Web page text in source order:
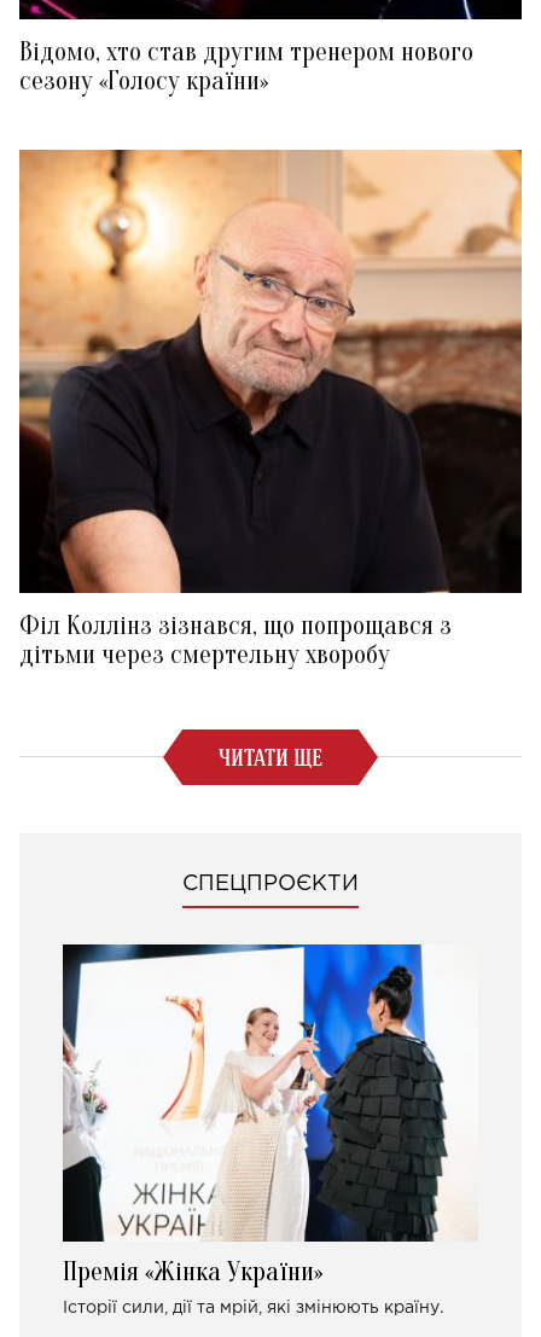
Відомо, хто став другим тренером нового
сезону «Голосу країни»
Філ Коллінз зізнався, що попрощався з
дітьми через смертельну хворобу
ЧИТАТИ ЩЕ
СПЕЦПРОЄКТИ
Премія «Жінка України»
Історії сили, дії та мрій, які змінюють країну.